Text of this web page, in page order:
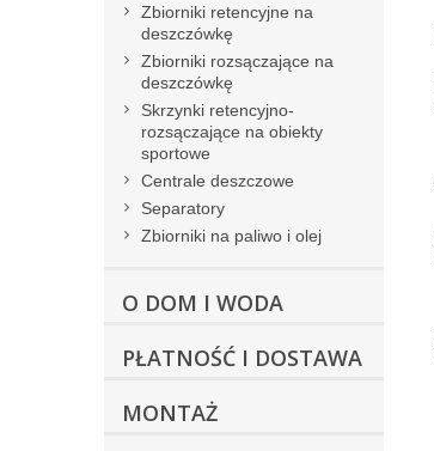
Zbiorniki retencyjne na
deszczówkę
Zbiorniki rozsączające na
deszczówkę
Skrzynki retencyjno-
rozsączające na obiekty
sportowe
Centrale deszczowe
Separatory
Zbiorniki na paliwo i olej
O DOM I WODA
PŁATNOŚĆ I DOSTAWA
MONTAŻ